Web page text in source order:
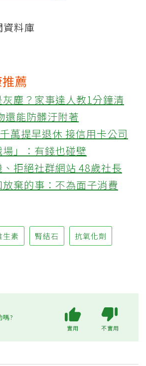
資料庫
薦
塵？家事達人教1分鐘清
還能防髒汙附著
萬提早退休 接信用卡公司
」：有錢也碰壁
拒絕社群網站 48歲社長
棄的事：不為面子消費
生素 腎結石 抗氧化劑
嗎?
實用 不實用